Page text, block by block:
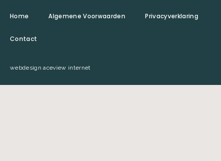
webdesign aceview internet
Home Algemene Voorwaarden Privacyverklaring
Contact